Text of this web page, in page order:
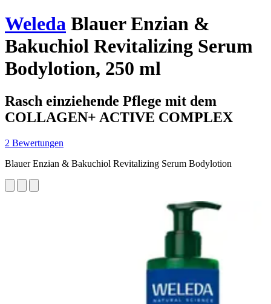
Weleda Blauer Enzian &
Bakuchiol Revitalizing Serum
Bodylotion, 250 ml
Rasch einziehende Pflege mit dem
COLLAGEN+ ACTIVE COMPLEX
2 Bewertungen
Blauer Enzian & Bakuchiol Revitalizing Serum Bodylotion